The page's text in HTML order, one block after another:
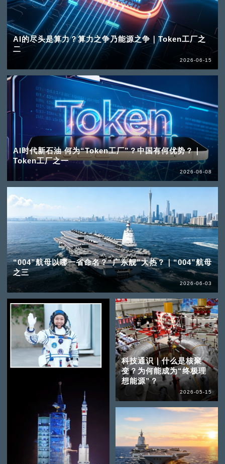
AI的尽头是算力？算力之争乃能源之争｜Token工厂之
二
2026-06-15
AI时代新石油 何为“Token工厂”？中国有何优势？｜
Token工厂之一
2026-06-08
“004”航母以哪一省命名？“广东舰”大热？｜“004”航母
之三
2026-06-03
科技通识｜什么是核聚
变？为何能成为“终极理
想能源”？
2026-05-15